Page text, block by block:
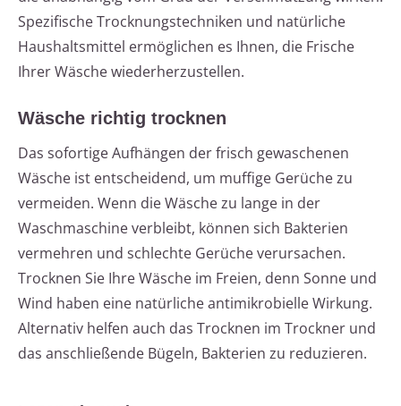
Spezifische Trocknungstechniken und natürliche
Haushaltsmittel ermöglichen es Ihnen, die Frische
Ihrer Wäsche wiederherzustellen.
Wäsche richtig trocknen
Das sofortige Aufhängen der frisch gewaschenen
Wäsche ist entscheidend, um muffige Gerüche zu
vermeiden. Wenn die Wäsche zu lange in der
Waschmaschine verbleibt, können sich Bakterien
vermehren und schlechte Gerüche verursachen.
Trocknen Sie Ihre Wäsche im Freien, denn Sonne und
Wind haben eine natürliche antimikrobielle Wirkung.
Alternativ helfen auch das Trocknen im Trockner und
das anschließende Bügeln, Bakterien zu reduzieren.